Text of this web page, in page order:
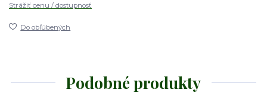
Strážiť cenu / dostupnosť
Do obľúbených
Podobné produkty